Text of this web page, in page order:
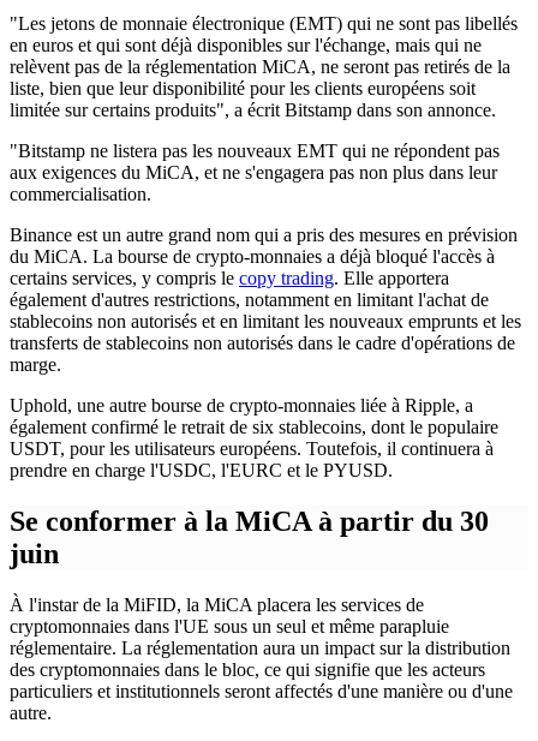
"Les jetons de monnaie électronique (EMT) qui ne sont pas libellés
en euros et qui sont déjà disponibles sur l'échange, mais qui ne
relèvent pas de la réglementation MiCA, ne seront pas retirés de la
liste, bien que leur disponibilité pour les clients européens soit
limitée sur certains produits", a écrit Bitstamp dans son annonce.
"Bitstamp ne listera pas les nouveaux EMT qui ne répondent pas
aux exigences du MiCA, et ne s'engagera pas non plus dans leur
commercialisation.
Binance est un autre grand nom qui a pris des mesures en prévision
du MiCA. La bourse de crypto-monnaies a déjà bloqué l'accès à
certains services, y compris le copy trading. Elle apportera
également d'autres restrictions, notamment en limitant l'achat de
stablecoins non autorisés et en limitant les nouveaux emprunts et les
transferts de stablecoins non autorisés dans le cadre d'opérations de
marge.
Uphold, une autre bourse de crypto-monnaies liée à Ripple, a
également confirmé le retrait de six stablecoins, dont le populaire
USDT, pour les utilisateurs européens. Toutefois, il continuera à
prendre en charge l'USDC, l'EURC et le PYUSD.
Se conformer à la MiCA à partir du 30
juin
À l'instar de la MiFID, la MiCA placera les services de
cryptomonnaies dans l'UE sous un seul et même parapluie
réglementaire. La réglementation aura un impact sur la distribution
des cryptomonnaies dans le bloc, ce qui signifie que les acteurs
particuliers et institutionnels seront affectés d'une manière ou d'une
autre.